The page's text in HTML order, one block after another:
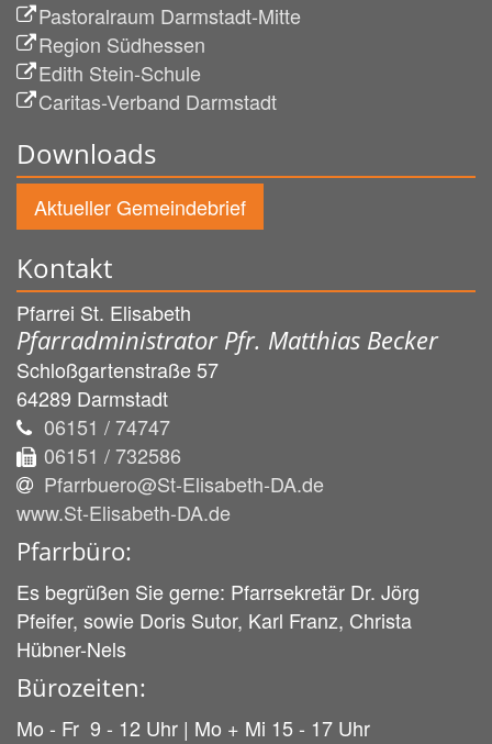
Pastoralraum Darmstadt-Mitte
Region Südhessen
Edith Stein-Schule
Caritas-Verband Darmstadt
Downloads
Aktueller Gemeindebrief
Kontakt
Pfarrei St. Elisabeth
Pfarradministrator Pfr. Matthias Becker
Schloßgartenstraße 57
64289 Darmstadt
06151 / 74747
06151 / 732586
Pfarrbuero@St-Elisabeth-DA.de
www.St-Elisabeth-DA.de
Pfarrbüro:
Es begrüßen Sie gerne: Pfarrsekretär Dr. Jörg
Pfeifer, sowie Doris Sutor, Karl Franz, Christa
Hübner-Nels
Bürozeiten:
Mo - Fr 9 - 12 Uhr | Mo + Mi 15 - 17 Uhr